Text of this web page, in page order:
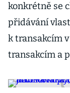
konkrétně se
přidávání
k transakcím
transakcím a